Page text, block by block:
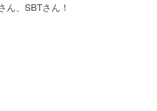
ん、SBTさん！